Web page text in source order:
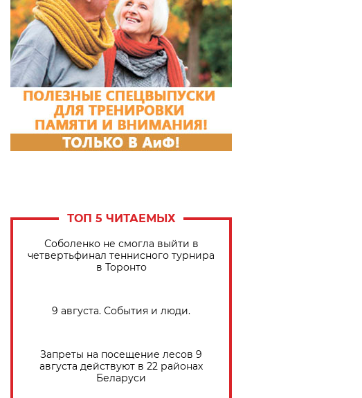
ТОП 5 ЧИТАЕМЫХ
Соболенко не смогла выйти в
четвертьфинал теннисного турнира
в Торонто
9 августа. События и люди.
Запреты на посещение лесов 9
августа действуют в 22 районах
Беларуси